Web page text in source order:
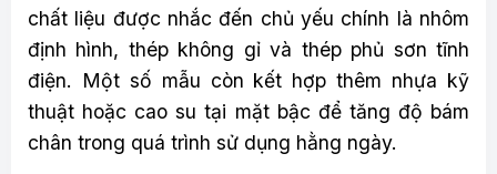
chất liệu được nhắc đến chủ yếu chính là nhôm
định hình, thép không gỉ và thép phủ sơn tĩnh
điện. Một số mẫu còn kết hợp thêm nhựa kỹ
thuật hoặc cao su tại mặt bậc để tăng độ bám
chân trong quá trình sử dụng hằng ngày.